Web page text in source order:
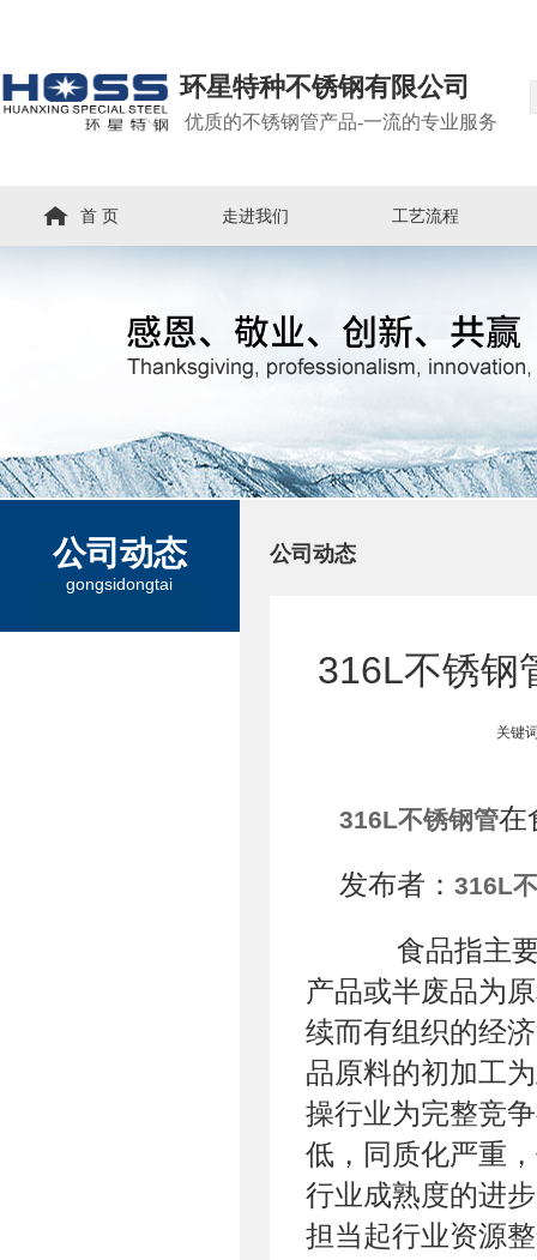
环星特种不锈钢有限公司
优质的不锈钢管产品-一流的专业服务
首 页 走进我们 工艺流程
公司动态
gongsidongtai
公司动态
316L不锈钢
关键
316L不锈钢管在
发布者： 316L
食品指主要
产品或半废品为
续而有组织的经
品原料的初加工
操行业为完整竞
低，同质化严重
行业成熟度的进
担当起行业资源